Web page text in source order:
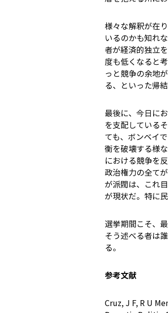
様々な解釈が在
いるのかも知れ
者が経済的独立
度も低くなると
っと競争の余地
る、といった帰
最後に、今日に
を支配している
ても、ボンベイ
衡を破壊する様
における競争を
政治権力の全て
が派閥は、これ
が現状だ。特に
選挙期間こそ、
そう述べる者は
る。
参考文献
Cruz, J F, R U